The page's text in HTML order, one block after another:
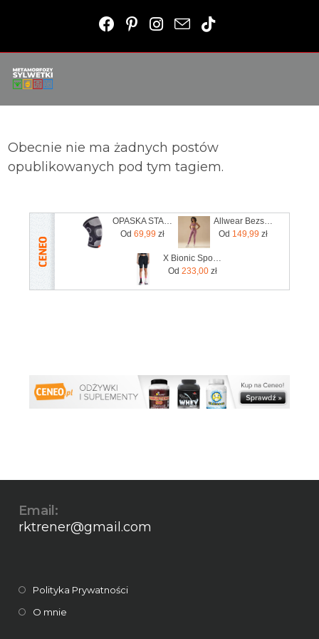
Obecnie nie ma żadnych postów
opublikowanych pod tym tagiem.
OPASKA STABILIZUJĄCA KOLANO XL /ADIDAS
Od 69,99 zł
Allwear Bezszwowe Legginsy Basic Dusty Rose 1Szt.
Od 149,99 zł
X Bionic Spodenki Do Biegania Damskie X Bionic Xceed Run Short Tights Black/Rhino Grey
Od 233,00 zł
Email:
rktrener@gmail.com
Polityka Prywatności
O mnie